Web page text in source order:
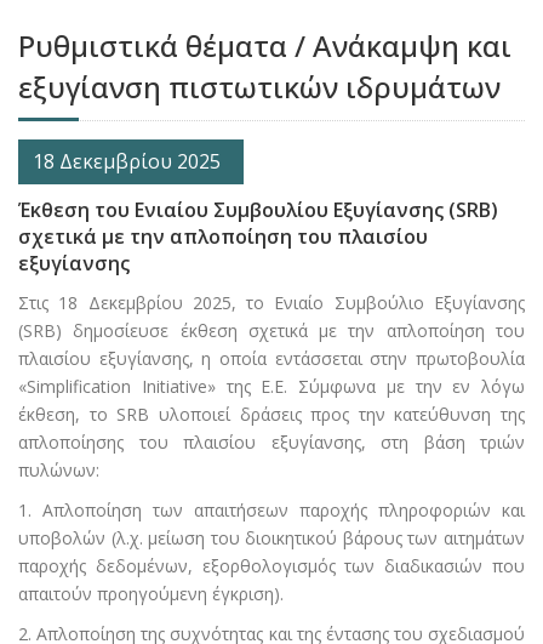
Ρυθμιστικά θέματα / Ανάκαμψη και
εξυγίανση πιστωτικών ιδρυμάτων
18 Δεκεμβρίου 2025
Έκθεση του Ενιαίου Συμβουλίου Εξυγίανσης (SRB)
σχετικά με την απλοποίηση του πλαισίου
εξυγίανσης
Στις 18 Δεκεμβρίου 2025, το Ενιαίο Συμβούλιο Εξυγίανσης
(SRB) δημοσίευσε έκθεση σχετικά με την απλοποίηση του
πλαισίου εξυγίανσης, η οποία εντάσσεται στην πρωτοβουλία
«Simplification Initiative» της Ε.Ε. Σύμφωνα με την εν λόγω
έκθεση, το SRB υλοποιεί δράσεις προς την κατεύθυνση της
απλοποίησης του πλαισίου εξυγίανσης, στη βάση τριών
πυλώνων:
1. Απλοποίηση των απαιτήσεων παροχής πληροφοριών και
υποβολών (λ.χ. μείωση του διοικητικού βάρους των αιτημάτων
παροχής δεδομένων, εξορθολογισμός των διαδικασιών που
απαιτούν προηγούμενη έγκριση).
2. Απλοποίηση της συχνότητας και της έντασης του σχεδιασμού